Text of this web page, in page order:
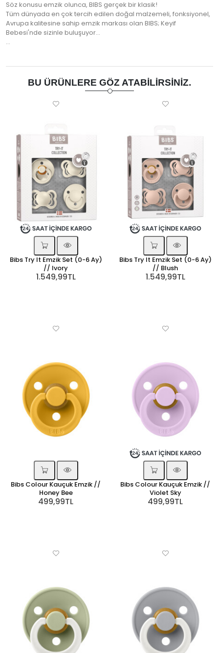
Söz konusu emzik olunca, BIBS gerçek bir klasik!
Tüm dünyada en çok tercih edilen doğal malzemeli, fonksiyonel,
Avrupa kalitesine sahip emzik markası olan BIBS; Keyif
Bebesi'nde sizinle buluşuyor...
…
BU ÜRÜNLERE GÖZ ATABILIRSINIZ.
Bibs Try It Emzik Set (0-6 Ay)
// Ivory
1.549,99TL
Bibs Try It Emzik Set (0-6 Ay)
// Blush
1.549,99TL
Bibs Colour Kauçuk Emzik //
Honey Bee
499,99TL
Bibs Colour Kauçuk Emzik //
Violet Sky
499,99TL